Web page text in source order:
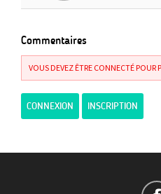
Commentaires
VOUS DEVEZ ÊTRE CONNECTÉ POUR
CONNEXION INSCRIPTION